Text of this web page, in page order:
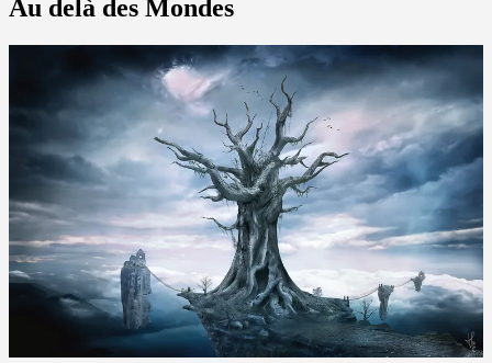
Au delà des Mondes